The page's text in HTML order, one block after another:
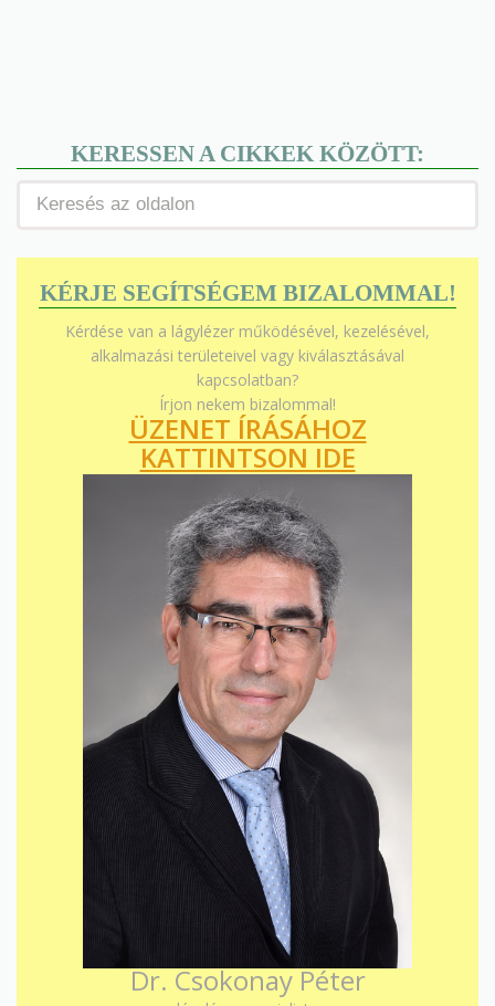
KERESSEN A CIKKEK KÖZÖTT:
KÉRJE SEGÍTSÉGEM BIZALOMMAL!
Kérdése van a lágylézer működésével, kezelésével,
alkalmazási területeivel vagy kiválasztásával
kapcsolatban?
Írjon nekem bizalommal!
ÜZENET ÍRÁSÁHOZ
KATTINTSON IDE
Dr. Csokonay Péter